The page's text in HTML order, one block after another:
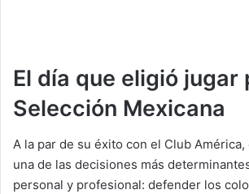
El día que eligió jugar
Selección Mexicana
A la par de su éxito con el Club
una de las decisiones más
personal y profesional: defender los